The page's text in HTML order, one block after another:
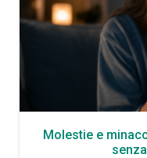
Molestie e